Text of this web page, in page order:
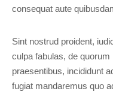
consequat aute
Sint nostrud proident,
culpa fabulas, de
praesentibus, incididunt
fugiat mandaremus quo